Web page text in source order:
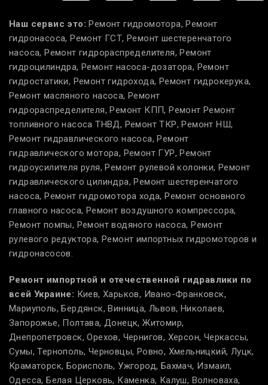
Наш сервис это: Ремонт гидромотора, Ремонт
гидронасоса, Ремонт ГСТ, Ремонт шестеренчатого
насоса, Ремонт гидрораспределителя, Ремонт
гидроцилиндра, Ремонт насоса-дозатора, Ремонт
гидростатики, Ремонт гидрохода, Ремонт гидрокерука,
Ремонт масляного насоса, Ремонт
гидрораспределителя, Ремонт КПП, Ремонт Ремонт
топливного насоса ТНВД, Ремонт ТКР, Ремонт НШ,
Ремонт гидравлического насоса, Ремонт
гидравлического мотора, Ремонт ГУР, Ремонт
гидроусилителя руля, Ремонт рулевой колонки, Ремонт
гидравлического цилиндра, Ремонт шестеренчатого
насоса, Ремонт гидромотора хода, Ремонт основного
главного насоса, Ремонт воздушного компрессора,
Ремонт помпы, Ремонт водяного насоса, Ремонт
рулевого редуктора, Ремонт импортных гидромоторов и
гидронасосов.
Ремонт импортной и отечественной гидравлики по
всей Украине: Киев, Харьков, Ивано-Франковск,
Мариуполь, Бердянск, Винница, Львов, Николаев,
Запорожье, Полтава, Донецк, Житомир,
Днепропетровск, Орехов, Чернигов, Херсон, Черкассы,
Сумы, Тернополь, Черновцы, Ровно, Хмельницкий, Луцк,
Краматорск, Борисполь, Ужгород, Бахмач, Измаил,
Одесса, Белая Церковь, Каменка, Калуш, Волноваха,